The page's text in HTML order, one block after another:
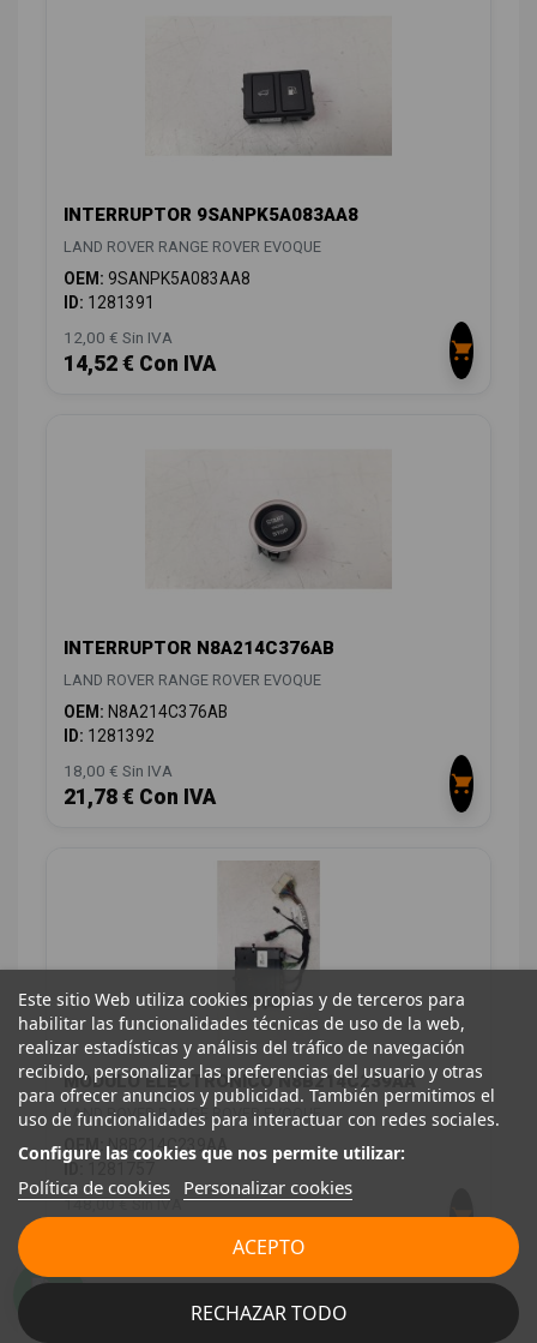
INTERRUPTOR 9SANPK5A083AA8
LAND ROVER RANGE ROVER EVOQUE
OEM: 9SANPK5A083AA8
ID: 1281391
12,00 € Sin IVA
14,52 € Con IVA
INTERRUPTOR N8A214C376AB
LAND ROVER RANGE ROVER EVOQUE
OEM: N8A214C376AB
ID: 1281392
18,00 € Sin IVA
21,78 € Con IVA
MODULO ELECTRONICO N8B214C239AA
LAND ROVER RANGE ROVER EVOQUE
N8B214C239AA
ID:
148,00 € Sin IVA
Este sitio Web utiliza cookies propias y de terceros para
habilitar las funcionalidades técnicas de uso de la web,
realizar estadísticas y análisis del tráfico de navegación
recibido, personalizar las preferencias del usuario y otras
para ofrecer anuncios y publicidad. También permitimos el
uso de funcionalidades para interactuar con redes sociales.
Configure las cookies que nos permite utilizar:
Política de cookies Personalizar cookies
RECHAZAR TODO
ACEPTO